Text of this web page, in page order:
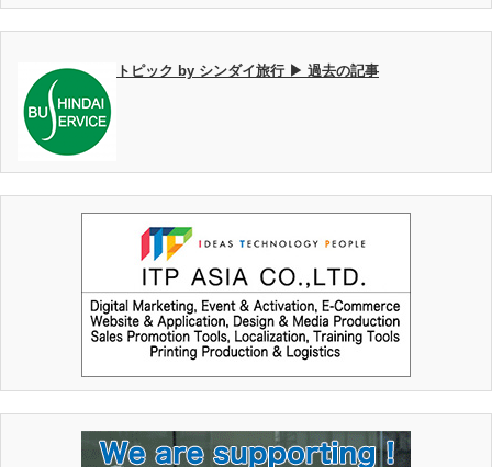
トピック by シンダイ旅行 ▶ 過去の記事